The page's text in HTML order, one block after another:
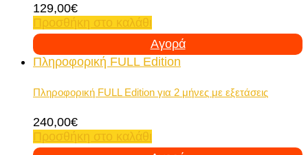
129,00€
Προσθήκη στο καλάθι
Αγορά
Πληροφορική FULL Edition
Πληροφορική FULL Edition για 2 μήνες με εξετάσεις
240,00€
Προσθήκη στο καλάθι